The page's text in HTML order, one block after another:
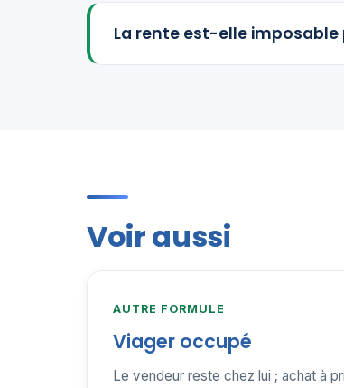
La rente est-elle imposable
Voir aussi
AUTRE FORMULE
Viager occupé
Le vendeur reste chez lui ; achat à